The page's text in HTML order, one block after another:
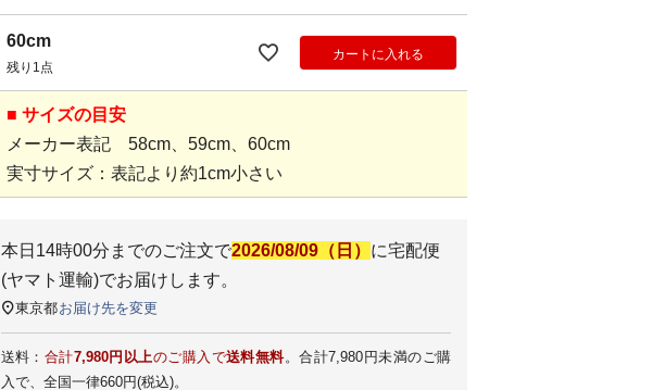
60cm
残り1点
カートに入れる
■ サイズの目安
メーカー表記 58cm、59cm、60cm
実寸サイズ：表記より約1cm小さい
本日 14時00分 までのご注文で2026/08/09（日） に宅配便
(ヤマト運輸)でお届けします。
東京都お届け先を変更
送料： 合計7,980円以上のご購入で送料無料。合計7,980円未満のご購
入で、全国一律660円(税込)。